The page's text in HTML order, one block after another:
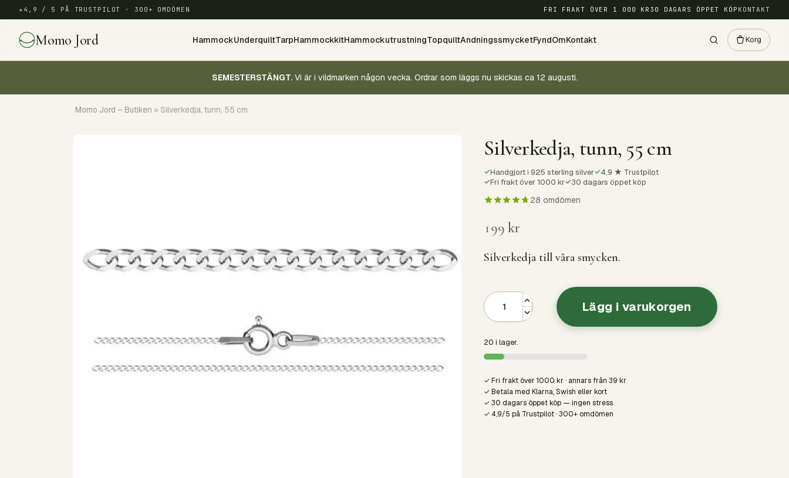
★ 4,9 / 5 PÅ TRUSTPILOT · 300+ OMDÖMEN FRI FRAKT ÖVER 1 000 KR 30 DAGARS ÖPPET KÖP KONTAKT
Momo Jord HammockUnderquiltTarpHammockkitHammockutrustningTopquiltAndningssmycketFyndOmKontakt Korg
SEMESTERSTÄNGT.Vi är i vildmarken någon vecka. Ordrar som läggs nu skickas ca 12 augusti.
Momo Jord – Butiken » Silverkedja, tunn, 55 cm
Silverkedja, tunn, 55 cm
✓Handgjort i 925 sterling silver✓4,9 ★ Trustpilot
✓Fri frakt över 1000 kr✓30 dagars öppet köp
28 omdömen
199kr
Silverkedja till våra smycken.
Lägg i varukorgen
20 i lager.
✓ Fri frakt över 1000 kr · annars från 39 kr
✓ Betala med Klarna, Swish eller kort
✓ 30 dagars öppet köp — ingen stress
✓ 4,9/5 på Trustpilot · 300+ omdömen